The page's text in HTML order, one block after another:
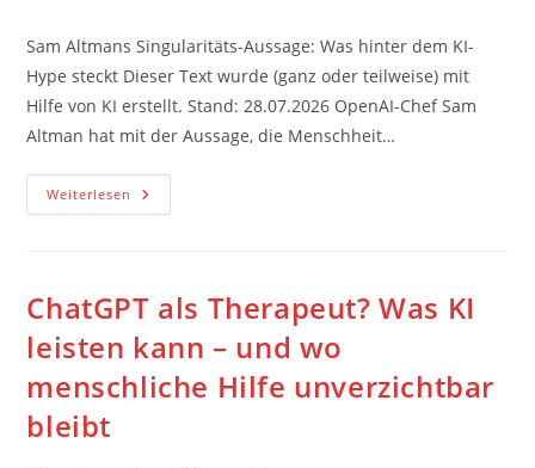
Sam Altmans Singularitäts-Aussage: Was hinter dem KI-
Hype steckt Dieser Text wurde (ganz oder teilweise) mit
Hilfe von KI erstellt. Stand: 28.07.2026 OpenAI-Chef Sam
Altman hat mit der Aussage, die Menschheit…
Weiterlesen Sam
Altmans
Dem
Steckt
ChatGPT als Therapeut? Was KI
leisten kann – und wo
menschliche Hilfe unverzichtbar
bleibt